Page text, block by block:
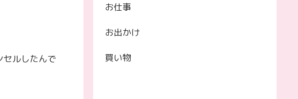
ルしたんで
お仕事
お出かけ
買い物